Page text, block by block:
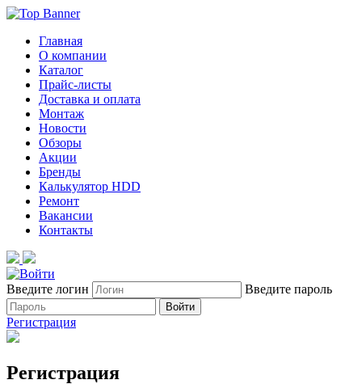
Главная
О компании
Каталог
Прайс-листы
Доставка и оплата
Монтаж
Новости
Обзоры
Акции
Бренды
Калькулятор HDD
Ремонт
Вакансии
Контакты
Введите логин Введите пароль
Войти
Регистрация
Регистрация